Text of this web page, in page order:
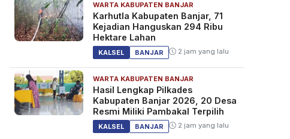
WARTA KABUPATEN BANJAR
Karhutla Kabupaten Banjar, 71
Kejadian Hanguskan 294 Ribu
Hektare Lahan
KALSEL BANJAR 2 jam yang lalu
WARTA KABUPATEN BANJAR
Hasil Lengkap Pilkades
Kabupaten Banjar 2026, 20 Desa
Resmi Miliki Pambakal Terpilih
KALSEL BANJAR 2 jam yang lalu